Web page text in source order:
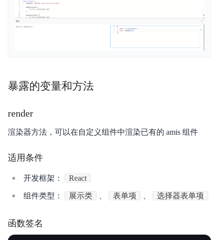
暴露的变量和方法
render
渲染器方法，可以在自定义组件中渲染已有的 amis 组件
适用条件
开发框架： React
组件类型： 展示类 表单项 选择器表单项
函数签名